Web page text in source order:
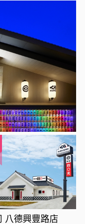
八德興豐路店